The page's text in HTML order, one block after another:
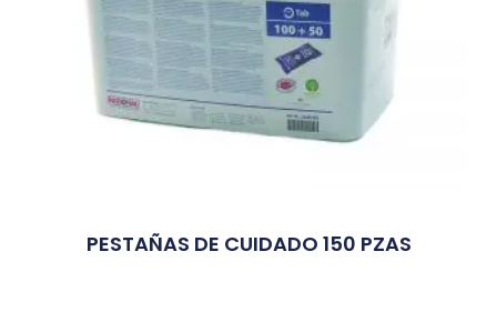
PESTAÑAS DE CUIDADO 150 PZAS